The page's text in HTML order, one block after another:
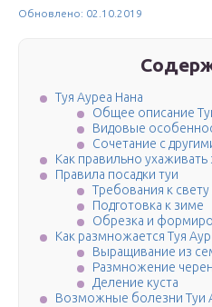
Обновлено: 02.10.2019
Туя Ауреа Нана
Общее описание
Видовые
Сочетание с
Как правильно ухаживать
Правила посадки туи
Требования к
Подготовка к зиме
Обрезка и
Как размножается Туя
Выращивание из
Размножение
Деление куста
Возможные болезни Туи